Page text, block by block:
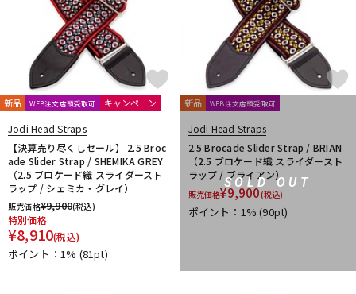
中古 ヴィンテージ
新品 WEB注文店頭受取可 キャンペーン
Jodi Head Straps
【決算売り尽くしセール】 2.5 Broc
ade Slider Strap / SHEMIKA GREY
（2.5 ブロケード織 スライダースト
ラップ / シェミカ・グレイ）
販売価格¥9,900(税込)
特別価格
¥8,910(税込)
ポイント：1% (81pt)
SOLD OUT
新品 WEB注文店頭受取可
Jodi Head Straps
2.5 Brocade Slider Strap / BRIAN
（2.5 ブロケード織 スライダースト
ラップ / ブライアン）
販売価格¥9,900(税込)
ポイント：1%(90pt)